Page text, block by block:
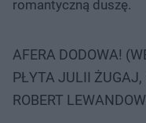
romantyczną duszę.
AFERA DODOWA!
PŁYTA JULII ŻUGAJ,
ROBERT